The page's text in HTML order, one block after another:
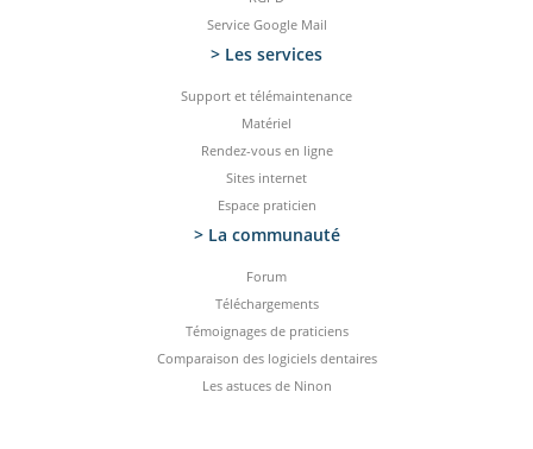
Service Google Mail
> Les services
Support et télémaintenance
Matériel
Rendez-vous en ligne
Sites internet
Espace praticien
> La communauté
Forum
Téléchargements
Témoignages de praticiens
Comparaison des logiciels dentaires
Les astuces de Ninon